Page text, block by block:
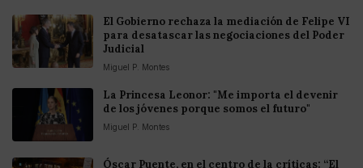
El Gobierno rechaza la mediación de Felipe VI
para desatascar las negociaciones del Poder
Judicial
Miguel P. Montes
La Princesa Leonor: "Me importa el devenir
de los jóvenes porque somos el futuro"
Miguel P. Montes
Óscar Puente, en el centro de la críticas: “El